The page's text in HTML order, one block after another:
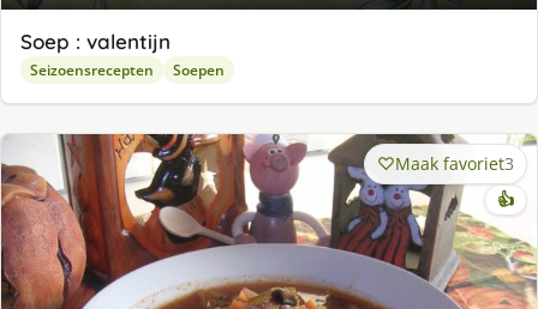
Soep : valentijn
Seizoensrecepten Soepen
Maak favoriet3
👍